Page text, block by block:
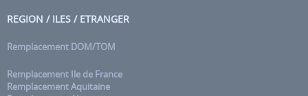
REGION / ILES / ETRANGER
Remplacement DOM/TOM
Remplacement Ile de France
Remplacement Aquitaine